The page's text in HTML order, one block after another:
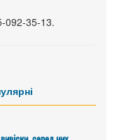
092-35-13.